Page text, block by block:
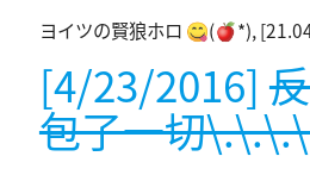
ヨイツの賢狼ホロ 😋(🍎*),
[4/23/2016]
包了一切